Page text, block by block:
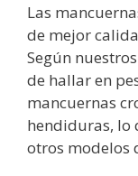
Las
de mejor
Según
de hallar en
mancuernas
hendiduras, lo
otros modelos